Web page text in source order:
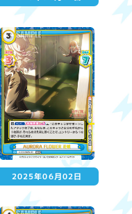
2025年06月02日